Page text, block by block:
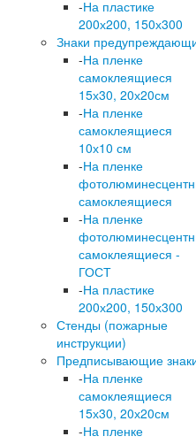
-На пластике
200х200, 150х300
Знаки
-На пленке
самоклеящиеся
15х30, 20х20см
-На пленке
самоклеящиеся
10х10 см
-На пленке
самоклеящиеся
-На пленке
самоклеящиеся -
ГОСТ
-На пластике
200х200, 150х300
Стенды (пожарные
инструкции)
Предписывающие
-На пленке
самоклеящиеся
15х30, 20х20см
-На пленке